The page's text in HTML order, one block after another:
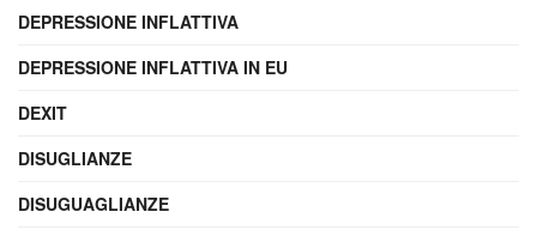
DEPRESSIONE INFLATTIVA
DEPRESSIONE INFLATTIVA IN EU
DEXIT
DISUGLIANZE
DISUGUAGLIANZE